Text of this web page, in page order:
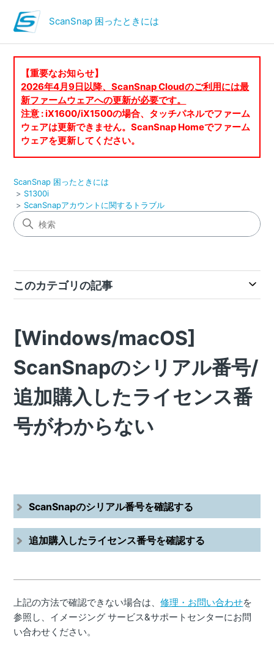
ScanSnap 困ったときには
【重要なお知らせ】
2026年4月9日以降、ScanSnap Cloudのご利用には最
新ファームウェアへの更新が必要です。
注意 : iX1600/iX1500の場合、タッチパネルでファーム
ウェアは更新できません。ScanSnap Homeでファーム
ウェアを更新してください。
ScanSnap 困ったときには
S1300i
ScanSnapアカウントに関するトラブル
このカテゴリの記事
[Windows/macOS]
ScanSnapのシリアル番号/
追加購入したライセンス番
号がわからない
ScanSnapのシリアル番号を確認する
追加購入したライセンス番号を確認する
上記の方法で確認できない場合は、修理・お問い合わせを
参照し、イメージング サービス&サポートセンターにお問
い合わせください。